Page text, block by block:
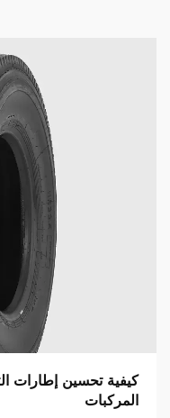
كيفية تحسين إطارات
المركبات